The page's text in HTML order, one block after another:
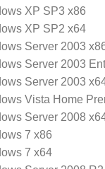
XP SP3 x86
XP SP2 x64
Server 2003
Server 2003
Server 2003
Vista Home
Server 2008
7 x86
7 x64